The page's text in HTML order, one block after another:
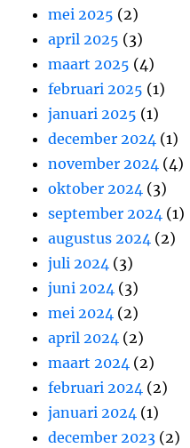
mei 2025 (2)
april 2025 (3)
maart 2025 (4)
februari 2025 (1)
januari 2025 (1)
december 2024 (1)
november 2024 (4)
oktober 2024 (3)
september 2024 (1)
augustus 2024 (2)
juli 2024 (3)
juni 2024 (3)
mei 2024 (2)
april 2024 (2)
maart 2024 (2)
februari 2024 (2)
januari 2024 (1)
december 2023 (2)